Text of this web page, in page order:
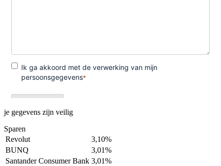
je gegevens zijn veilig
Sparen
Revolut
3,10%
BUNQ
3,01%
Santander Consumer Bank 3,01%